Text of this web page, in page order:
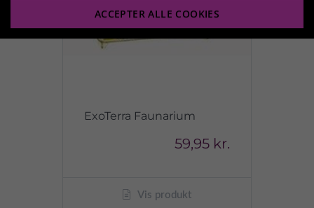
ExoTerra Faunarium
59,95 kr.
Vis produkt
ACCEPTER ALLE COOKIES